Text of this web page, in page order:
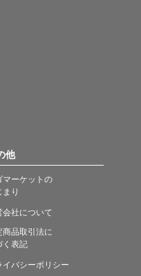
他
マーケットの
まり
会社について
商品取引法に
く表記
イバシーポリシー